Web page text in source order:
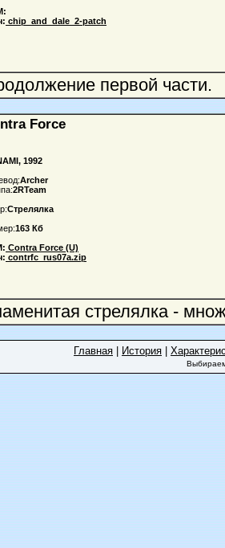
chip_and_dale_2-patch
первой части.
Force
1992
Archer
2RTeam
Стрелялка
163 Кб
Contra Force (U)
contrfc_rus07a.zip
стрелялка -
Главная История